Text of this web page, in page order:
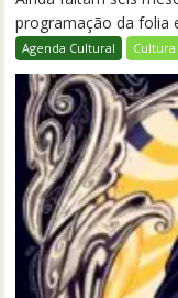
programação da folia
Agenda Cultural Cultura